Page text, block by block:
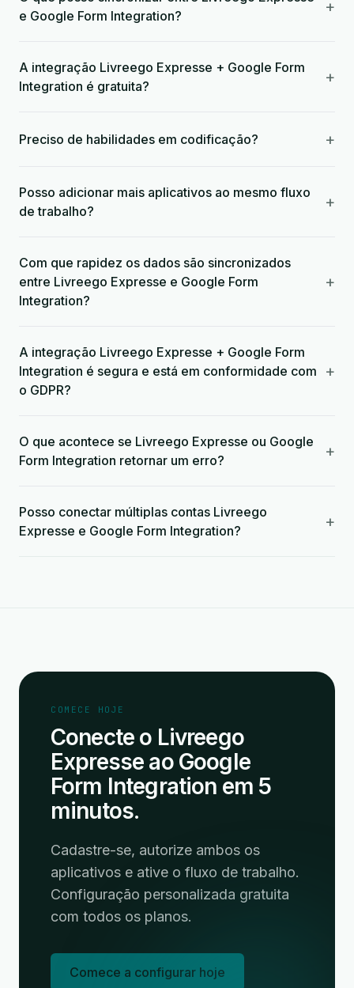
e Google Form Integration?
+
A integração Livreego Expresse + Google Form
Integration é gratuita?
+
Preciso de habilidades em codificação? +
Posso adicionar mais aplicativos ao mesmo fluxo
de trabalho?
+
Com que rapidez os dados são sincronizados
entre Livreego Expresse e Google Form
Integration?
+
A integração Livreego Expresse + Google Form
Integration é segura e está em conformidade com
o GDPR?
+
O que acontece se Livreego Expresse ou Google
Form Integration retornar um erro?
+
Posso conectar múltiplas contas Livreego
Expresse e Google Form Integration?
+
COMECE HOJE
Conecte o Livreego
Expresse ao Google
Form Integration em 5
minutos.
Cadastre-se, autorize ambos os
aplicativos e ative o fluxo de trabalho.
Configuração personalizada gratuita
com todos os planos.
Comece a configurar hoje